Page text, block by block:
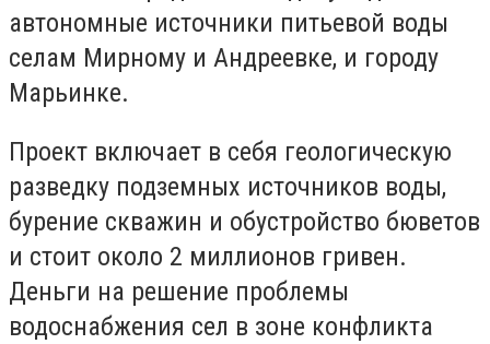
автономные источники питьевой воды
селам Мирному и Андреевке, и городу
Марьинке.
Проект включает в себя геологическую
разведку подземных источников воды,
бурение скважин и обустройство бюветов
и стоит около 2 миллионов гривен.
Деньги на решение проблемы
водоснабжения сел в зоне конфликта